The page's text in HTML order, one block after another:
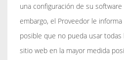
una configuración de su software
embargo, el Proveedor le
posible que no pueda usar
sitio web en la mayor medida